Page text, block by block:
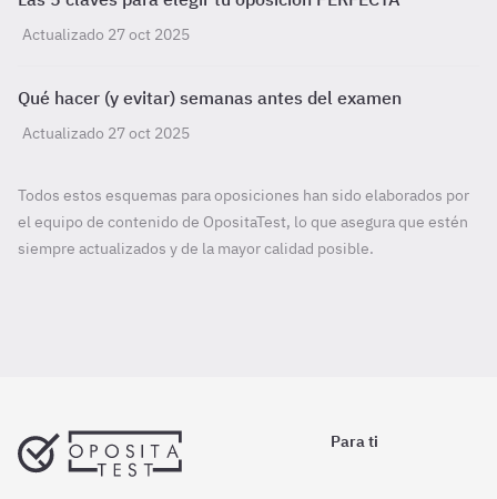
Actualizado 27 oct 2025
Qué hacer (y evitar) semanas antes del examen
Actualizado 27 oct 2025
Todos estos esquemas para oposiciones han sido elaborados por
el equipo de contenido de OpositaTest, lo que asegura que estén
siempre actualizados y de la mayor calidad posible.
Para ti